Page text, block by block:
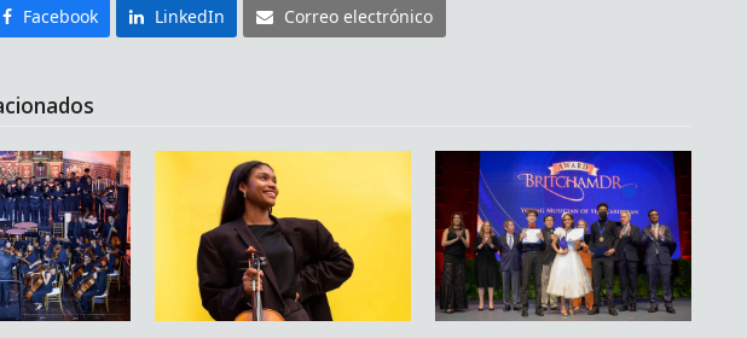
Facebook LinkedIn Correo electrónico